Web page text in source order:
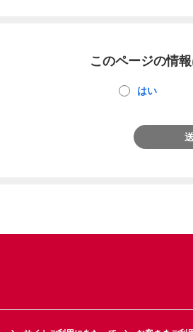
このページの情
はい